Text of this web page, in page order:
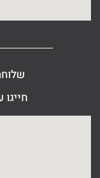
חייגו